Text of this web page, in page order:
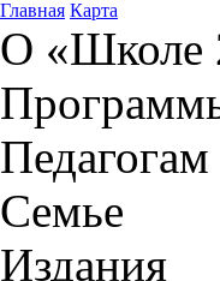
Главная Карта
О «Школе
Педагогам
Семье
Издания